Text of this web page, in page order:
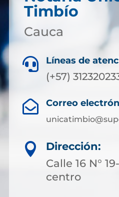
Timbío
Cauca
 Líneas de
(+57)
 Correo

Dirección:
Calle 16 N°
centro